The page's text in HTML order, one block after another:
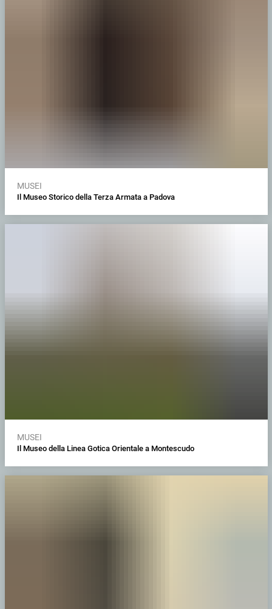
MUSEI
Il Museo Storico della Terza Armata a Padova
MUSEI
Il Museo della Linea Gotica Orientale a Montescudo